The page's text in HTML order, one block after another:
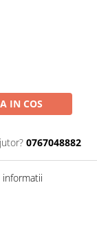
IN COS
0767048882
informatii